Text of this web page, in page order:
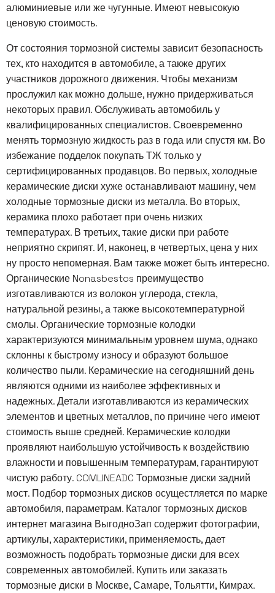
алюминиевые или же чугунные. Имеют невысокую
ценовую стоимость.
От состояния тормозной системы зависит безопасность
тех, кто находится в автомобиле, а также других
участников дорожного движения. Чтобы механизм
прослужил как можно дольше, нужно придерживаться
некоторых правил. Обслуживать автомобиль у
квалифицированных специалистов. Своевременно
менять тормозную жидкость раз в года или спустя км. Во
избежание подделок покупать ТЖ только у
сертифицированных продавцов. Во первых, холодные
керамические диски хуже останавливают машину, чем
холодные тормозные диски из металла. Во вторых,
керамика плохо работает при очень низких
температурах. В третьих, такие диски при работе
неприятно скрипят. И, наконец, в четвертых, цена у них
ну просто непомерная. Вам также может быть интересно.
Органические Nonasbestos преимущество
изготавливаются из волокон углерода, стекла,
натуральной резины, а также высокотемпературной
смолы. Органические тормозные колодки
характеризуются минимальным уровнем шума, однако
склонны к быстрому износу и образуют большое
количество пыли. Керамические на сегодняшний день
являются одними из наиболее эффективных и
надежных. Детали изготавливаются из керамических
элементов и цветных металлов, по причине чего имеют
стоимость выше средней. Керамические колодки
проявляют наибольшую устойчивость к воздействию
влажности и повышенным температурам, гарантируют
чистую работу. COMLINEADC Тормозные диски задний
мост. Подбор тормозных дисков осущестляется по марке
автомобиля, параметрам. Каталог тормозных дисков
интернет магазина ВыгодноЗап содержит фотографии,
артикулы, характеристики, применяемость, дает
возможность подобрать тормозные диски для всех
современных автомобилей. Купить или заказать
тормозные диски в Москве, Самаре, Тольятти, Кимрах.